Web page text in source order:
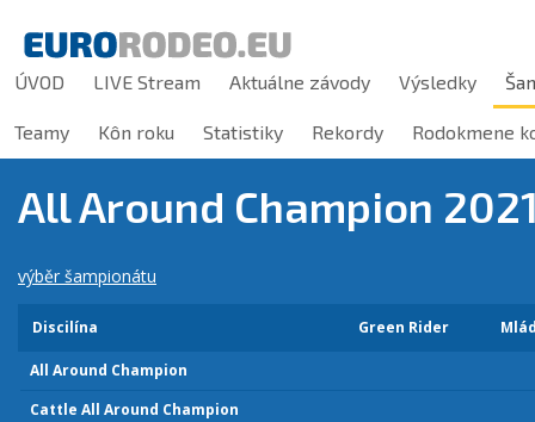
ÚVOD LIVE Stream Aktuálne závody Výsledky
Teamy Kôn roku Statistiky Rekordy Rodokmene
All Around Champion
výběr šampionátu
Discilína Green Rider
All Around Champion
Cattle All Around Champion